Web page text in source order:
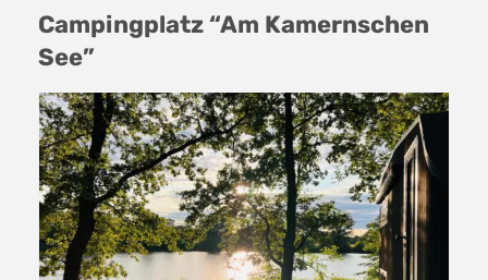
Campingplatz “Am Kamernschen
See”